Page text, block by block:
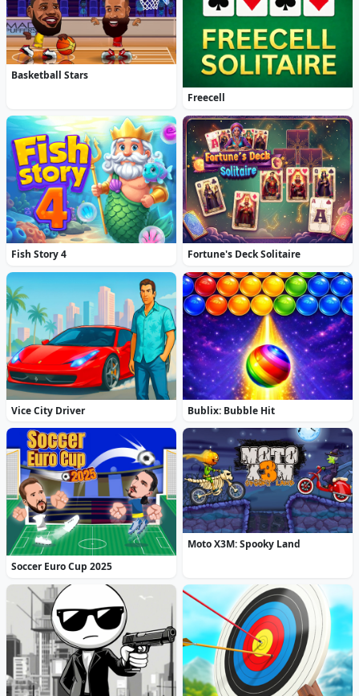
Basketball Stars
Freecell
Fish Story 4 Fortune's Deck Solitaire
Vice City Driver Bublix: Bubble Hit
Soccer Euro Cup 2025
Moto X3M: Spooky Land